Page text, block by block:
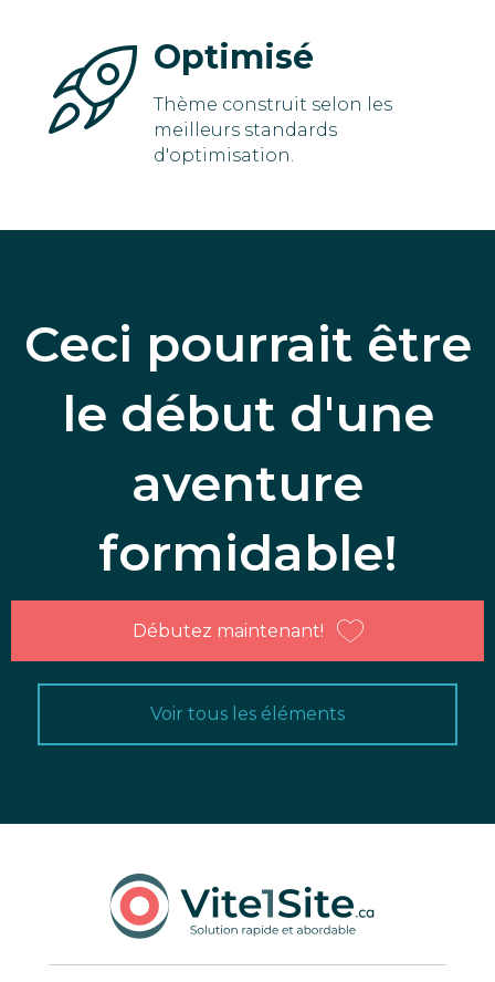
Optimisé
Thème construit selon les
meilleurs standards
d'optimisation.
Ceci pourrait être
le début d'une
aventure
formidable!
Débutez maintenant!
Voir tous les éléments